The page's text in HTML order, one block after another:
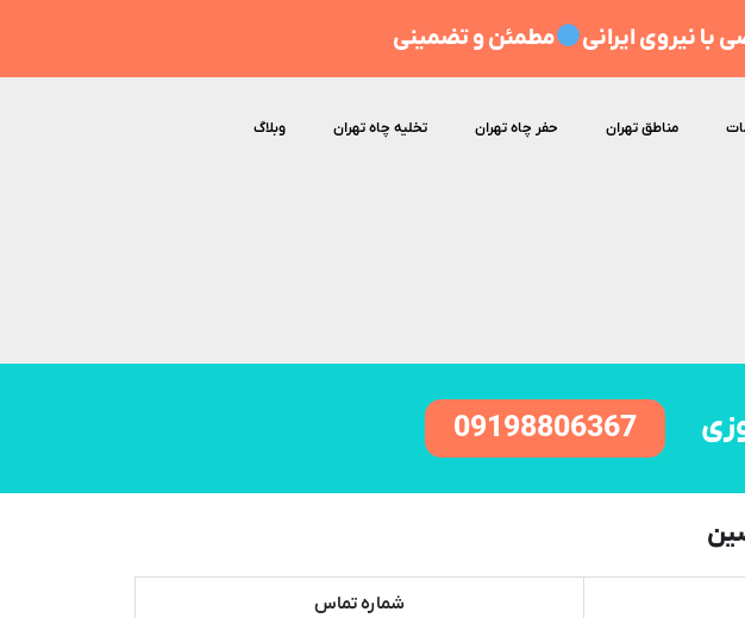
با نیروی ایرانی مطمئن و تضمینی
مناطق تهران حفر چاه تهران تخلیه چاه تهران وبلاگ
09198806367
شماره تماس